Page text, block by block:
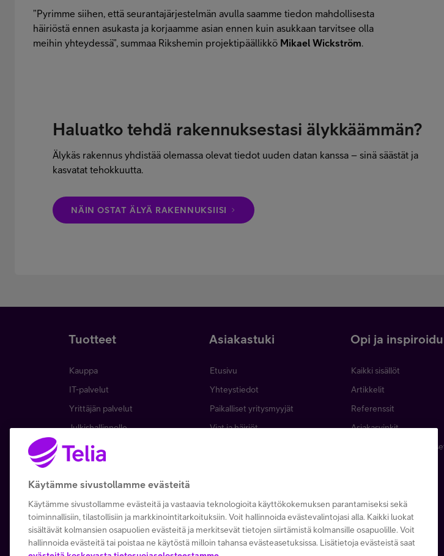
”Pyrimme siihen, että seurantajärjestelmän avulla saamme tiedon mahdollisesta
häiriöstä ennen asukasta ja korjaamme asian ennen kuin asukkaan tarvitsee olla
meihin yhteydessä”, summaa Rikshemin projektipäällikkö Mikael Wickström.
Haluatko tehdä rakennuksestasi älykkäämmän?
Älykäs rakennus yhdistää olemassa olevat tiedot uuden datan kanssa – sinä säästät ja
kasvatat tehokkuutta.
NÄIN OSTAT ÄLYÄ RAKENNUKSIISI
Tuotteet
Kauppa
IT-palvelut
Yrittäjän palvelut
Julkishallinnolle
Wholesale
Business
5G yrityksille
Microsoft 365
Apple yrityksille
Asiakastuki
Etusivu
Yhteystiedot
Paikalliset yritysmyyjät
Viat ja häiriöt
Opi ja inspiroidu
Kaikki sisällöt
Artikkelit
Referenssit
Asiakasvinkit
Webinaarit ja
Tapahtumat
Käytämme sivustollamme evästeitä
Käytämme sivustollamme evästeitä ja vastaavia teknologioita käyttökokemuksen parantamiseksi sekä
toiminnallisiin, tilastollisiin ja markkinointitarkoituksiin. Voit hallinnoida evästevalintojasi alla. Kaikki luokat
sisältävät kolmansien osapuolien evästeitä ja merkitsevät tietojen siirtämistä kolmansille osapuolille. Voit
hallinnoida evästeitä tai poistaa ne käytöstä milloin tahansa evästeasetuksissa. Lisätietoja evästeistä saat